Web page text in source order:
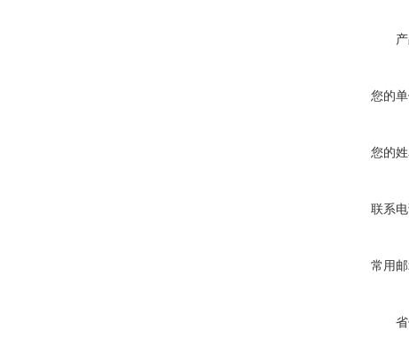
您的单
您的姓
联系电
常用邮
省